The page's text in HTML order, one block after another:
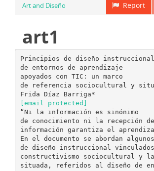
Report
Art and Diseño
art1
Principios de diseño instruccional
de entornos de aprendizaje
apoyados con TIC: un marco
de referencia sociocultural y
[email protected]